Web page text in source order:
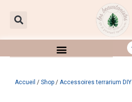
Aller
au
Accueil / Shop / Accessoires terrarium DIY